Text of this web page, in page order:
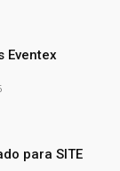
Eventex
para SITE